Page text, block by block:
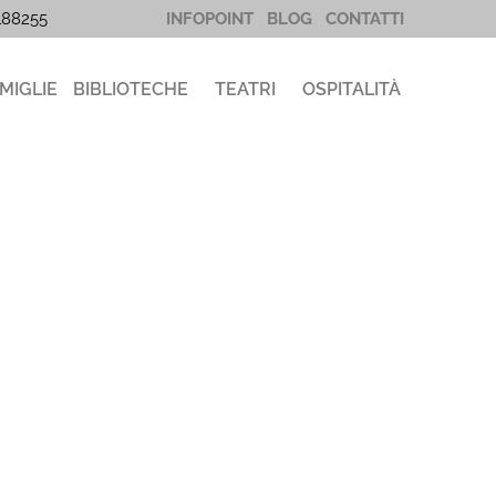
INFOPOINT BLOG CONTATTI
BIBLIOTECHE TEATRI OSPITALITÀ